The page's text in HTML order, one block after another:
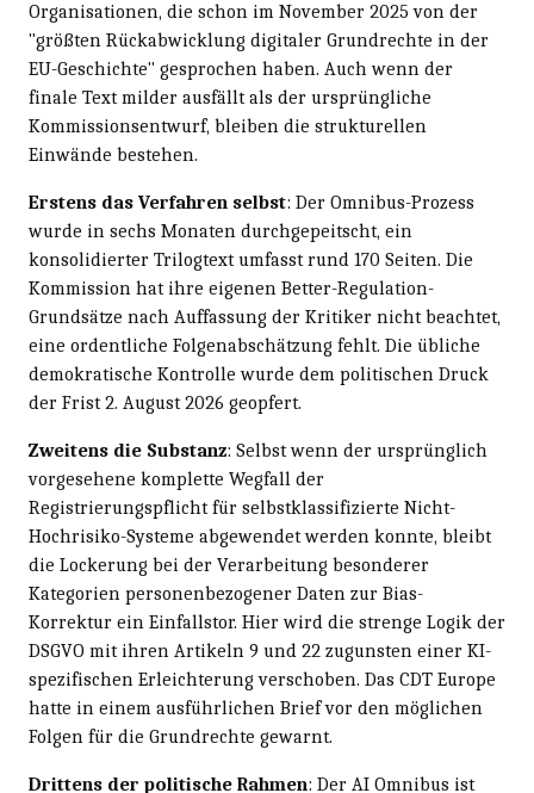
Organisationen, die schon im November 2025 von der
"größten Rückabwicklung digitaler Grundrechte in der
EU-Geschichte" gesprochen haben. Auch wenn der
finale Text milder ausfällt als der ursprüngliche
Kommissionsentwurf, bleiben die strukturellen
Einwände bestehen.
Erstens das Verfahren selbst: Der Omnibus-Prozess
wurde in sechs Monaten durchgepeitscht, ein
konsolidierter Trilogtext umfasst rund 170 Seiten. Die
Kommission hat ihre eigenen Better-Regulation-
Grundsätze nach Auffassung der Kritiker nicht beachtet,
eine ordentliche Folgenabschätzung fehlt. Die übliche
demokratische Kontrolle wurde dem politischen Druck
der Frist 2. August 2026 geopfert.
Zweitens die Substanz: Selbst wenn der ursprünglich
vorgesehene komplette Wegfall der
Registrierungspflicht für selbstklassifizierte Nicht-
Hochrisiko-Systeme abgewendet werden konnte, bleibt
die Lockerung bei der Verarbeitung besonderer
Kategorien personenbezogener Daten zur Bias-
Korrektur ein Einfallstor. Hier wird die strenge Logik der
DSGVO mit ihren Artikeln 9 und 22 zugunsten einer KI-
spezifischen Erleichterung verschoben. Das CDT Europe
hatte in einem ausführlichen Brief vor den möglichen
Folgen für die Grundrechte gewarnt.
Drittens der politische Rahmen: Der AI Omnibus ist